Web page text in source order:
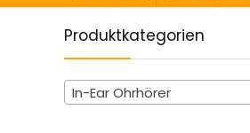
Produktkategorien
In-Ear Ohrhörer